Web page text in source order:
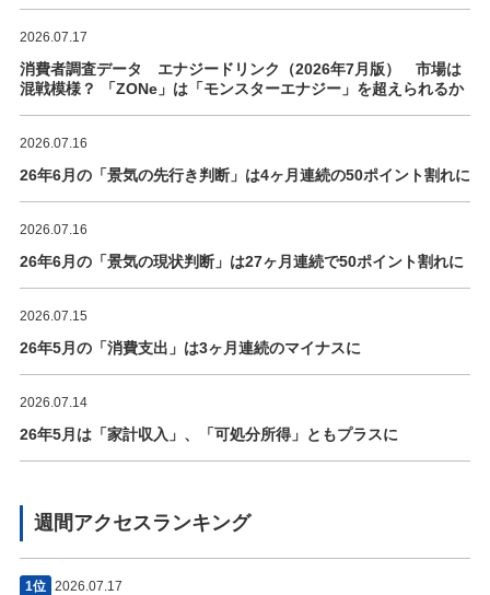
2026.07.17
消費者調査データ エナジードリンク（2026年7月版） 市場は
混戦模様？ 「ZONe」は「モンスターエナジー」を超えられるか
2026.07.16
26年6月の「景気の先行き判断」は4ヶ月連続の50ポイント割れに
2026.07.16
26年6月の「景気の現状判断」は27ヶ月連続で50ポイント割れに
2026.07.15
26年5月の「消費支出」は3ヶ月連続のマイナスに
2026.07.14
26年5月は「家計収入」、「可処分所得」ともプラスに
週間アクセスランキング
1位 2026.07.17